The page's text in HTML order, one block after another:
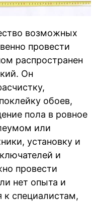
возможных
провести
распространен
Он
обоев,
пола в ровное
или
установку и
и
провести
нет опыта и
к специалистам,